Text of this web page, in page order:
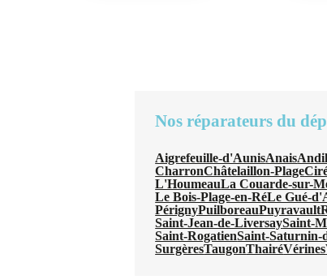
Nos réparateurs du
Aigrefeuille-d'AunisAnais
CharronChâtelaillon-Plage
L'HoumeauLa Couarde-sur-
Le Bois-Plage-en-RéLe Gué-
PérignyPuilboreauPuyravault
Saint-Jean-de-LiversaySaint-
Saint-RogatienSaint-Saturnin-
SurgèresTaugonThairéVérines